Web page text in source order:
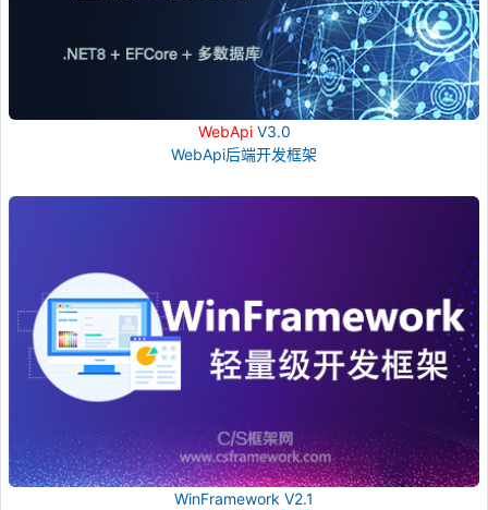
WebApiV3.0
WebApi后端开发框架
WinFramework V2.1